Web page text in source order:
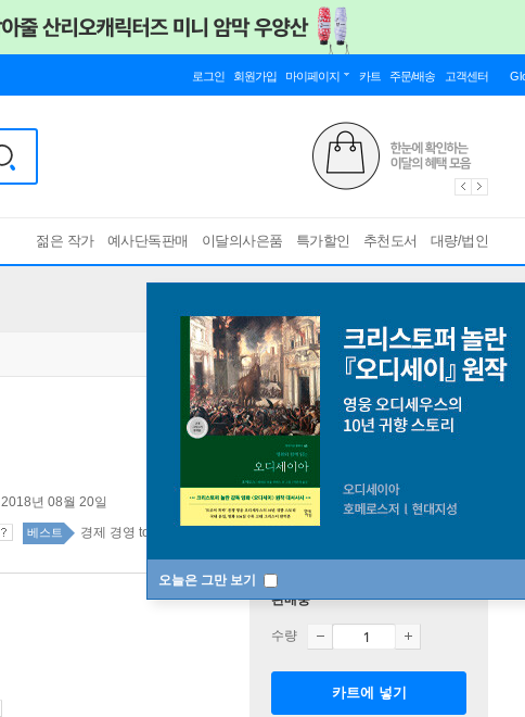
로그인 회원가입 마이페이지 카트 주문/배송 고객센터
젊은 작가 예사단독판매 이달의사은품 특가할인 추천도서 대량/법인
오늘은 그만 보기
2018년 08월 20일
베스트 경제 경영 top100 1주
판매중
수량
카트에 넣기